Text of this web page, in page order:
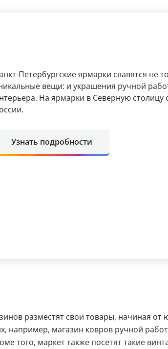
Петербургские ярмарки славятся не
вещи: и украшения ручной
На ярмарки в Северную столицу
Узнать подробности
разместят свои товары, начиная
например, магазин ковров ручной
того, маркет также посетят такие